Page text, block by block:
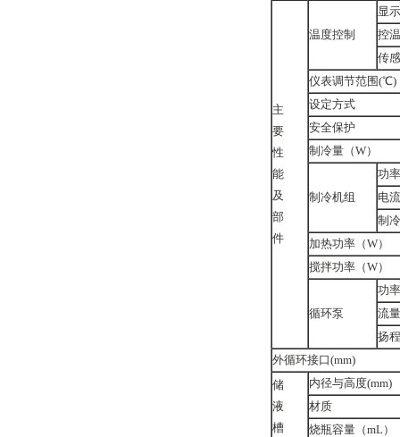
主
要
性
能
及
部
件
温度控制
显
控
传
仪表调节范围(℃)
设定方式
安全保护
制冷量（W）
制冷机组
功
电
制
加热功率（W）
搅拌功率（W）
循环泵
功
流
扬
外循环接口(mm)
储
液
槽
内径与高度(mm)
材质
烧瓶容量（mL）